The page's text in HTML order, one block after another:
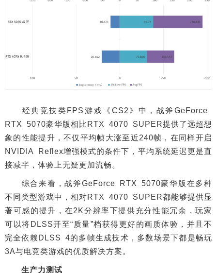
经典竞技类FPS游戏《CS2》中，战斧GeForce
RTX 5070豪华版相比RTX 4070 SUPER提供了远超想
象的性能提升，不仅平均帧大涨至近240帧，在同样开启
NVIDIA Reflex增强模式的条件下，平均系统延迟更是直
接减半，体验上无疑更加流畅。
综合来看，战斧GeForce RTX 5070豪华版在多种
不同类型游戏中，相对RTX 4070 SUPER都能够提供显
著可感的提升，在2K分辨率下提供充分性能冗余，玩家
可以将DLSS开至“质量”档获得更好的画质体验，并且不
完全依赖DLSS 4的多帧生成技术，多数场景下都是畅玩
3A与电竞类游戏的优质解决方案。
生产力测试